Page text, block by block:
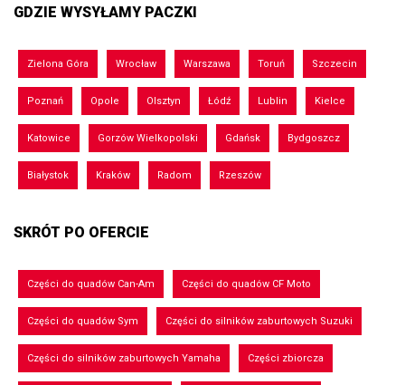
GDZIE WYSYŁAMY PACZKI
Zielona Góra Wrocław Warszawa Toruń Szczecin
Poznań Opole Olsztyn Łódź Lublin Kielce
Katowice Gorzów Wielkopolski Gdańsk Bydgoszcz
Białystok Kraków Radom Rzeszów
SKRÓT PO OFERCIE
Części do quadów Can-Am Części do quadów CF Moto
Części do quadów Sym Części do silników zaburtowych Suzuki
Części do silników zaburtowych Yamaha Części zbiorcza